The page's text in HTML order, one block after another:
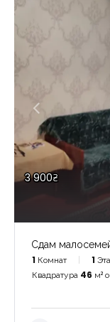
3 900₴
Сдам
1 Комнат 1
Квадратура 46 м²